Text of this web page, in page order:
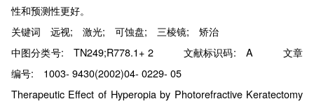
性和预测性更好。
关键词 远视; 激光; 可蚀盘; 三棱镜; 矫治
中图分类号: TN249;R778.1+ 2 文献标识码: A 文章
编号: 1003- 9430(2002)04- 0229- 05
Therapeutic Effect of Hyperopia by Photorefractive Keratectomy